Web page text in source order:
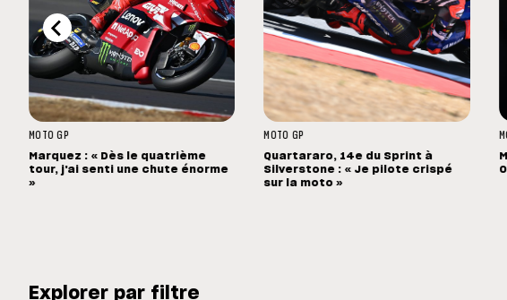
MOTO GP
Marquez : « Dès le quatrième
tour, j'ai senti une chute énorme
»
MOTO GP
Quartararo, 14e du Sprint à
Silverstone : « Je pilote crispé
sur la moto »
Explorer par filtre